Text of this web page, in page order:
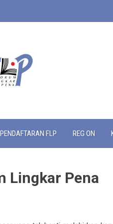
PENDAFTARAN FLP REG ON
Lingkar Pena